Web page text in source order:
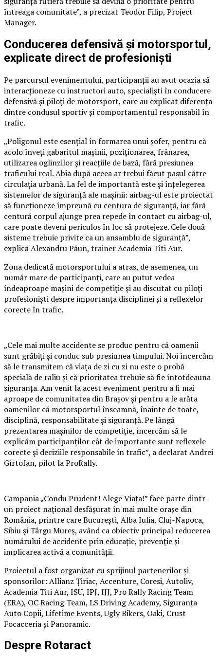
întreaga comunitate”, a precizat Teodor Filip, Project
Manager.
Conducerea defensivă și motorsportul,
explicate direct de profesioniști
Pe parcursul evenimentului, participanții au avut ocazia să
interacționeze cu instructori auto, specialiști în conducere
defensivă și piloți de motorsport, care au explicat diferența
dintre condusul sportiv și comportamentul responsabil în
trafic.
„Poligonul este esențial în formarea unui șofer, pentru că
acolo înveți gabaritul mașinii, poziționarea, frânarea,
utilizarea oglinzilor și reacțiile de bază, fără presiunea
traficului real. Abia după aceea ar trebui făcut pasul către
circulația urbană. La fel de importantă este și înțelegerea
sistemelor de siguranță ale mașinii: airbag-ul este proiectat
să funcționeze împreună cu centura de siguranță, iar fără
centură corpul ajunge prea repede în contact cu airbag-ul,
care poate deveni periculos în loc să protejeze. Cele două
sisteme trebuie privite ca un ansamblu de siguranță”,
explică Alexandru Păun, trainer Academia Titi Aur.
Zona dedicată motorsportului a atras, de asemenea, un
număr mare de participanți, care au putut vedea
îndeaproape mașini de competiție și au discutat cu piloți
profesioniști despre importanța disciplinei și a reflexelor
corecte în trafic.
„Cele mai multe accidente se produc pentru că oamenii
sunt grăbiți și conduc sub presiunea timpului. Noi încercăm
să le transmitem că viața de zi cu zi nu este o probă
specială de raliu și că prioritatea trebuie să fie întotdeauna
siguranța. Am venit la acest eveniment pentru a fi mai
aproape de comunitatea din Brașov și pentru a le arăta
oamenilor că motorsportul înseamnă, înainte de toate,
disciplină, responsabilitate și siguranță. Pe lângă
prezentarea mașinilor de competiție, încercăm să le
explicăm participanților cât de importante sunt reflexele
corecte și deciziile responsabile în trafic”, a declarat Andrei
Gîrtofan, pilot la ProRally.
Campania „Condu Prudent! Alege Viața!” face parte dintr-
un proiect național desfășurat în mai multe orașe din
România, printre care București, Alba Iulia, Cluj-Napoca,
Sibiu și Târgu Mureș, având ca obiectiv principal reducerea
numărului de accidente prin educație, prevenție și
implicarea activă a comunității.
Proiectul a fost organizat cu sprijinul partenerilor și
sponsorilor: Allianz Țiriac, Accenture, Coresi, Autoliv,
Academia Titi Aur, ISU, IPJ, IJJ, Pro Rally Racing Team
(ERA), OC Racing Team, LS Driving Academy, Siguranța
Auto Copii, Lifetime Events, Ugly Bikers, Oaki, Crust
Focacceria și Panoramic.
Despre Rotaract